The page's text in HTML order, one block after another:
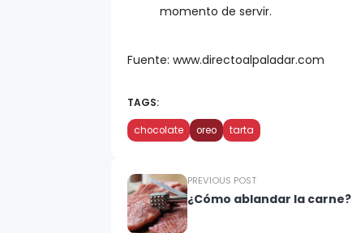
momento de servir.
Fuente: www.directoalpaladar.com
TAGS:
chocolate oreo tarta
PREVIOUS POST
¿Cómo ablandar la carne?